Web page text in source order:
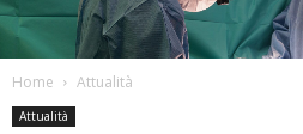
Home Attualità
Attualità